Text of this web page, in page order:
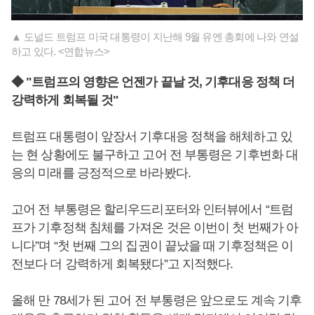
▲ 도널드 트럼프 미국 대통령이 지난해 9월 유엔 총회에 나와 연설
하고 있다. <연합뉴스>
◆ "트럼프의 영향은 언젠가 끝날 것, 기후대응 정책 더
강력하게 회복될 것"
트럼프 대통령이 앞장서 기후대응 정책을 해체하고 있
는 현 상황에도 불구하고 고어 전 부통령은 기후변화 대
응의 미래를 긍정적으로 바라봤다.
고어 전 부통령은 할리우드리포터와 인터뷰에서 “트럼
프가 기후정책 침체를 가져온 것은 이번이 첫 번째가 아
니다”며 “첫 번째 그의 집권이 끝났을 때 기후정책은 이
전보다 더 강력하게 회복됐다”고 지적했다.
올해 만 78세가 된 고어 전 부통령은 앞으로도 계속 기후